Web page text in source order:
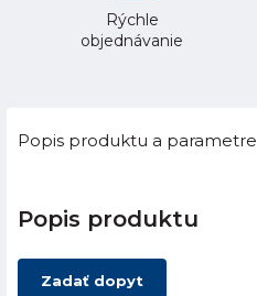
Rýchle
objednávanie
Popis produktu a parametre
Popis produktu
Zadať dopyt